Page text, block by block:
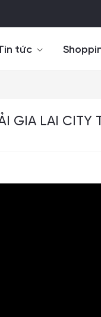
tức
GIA LAI CITY